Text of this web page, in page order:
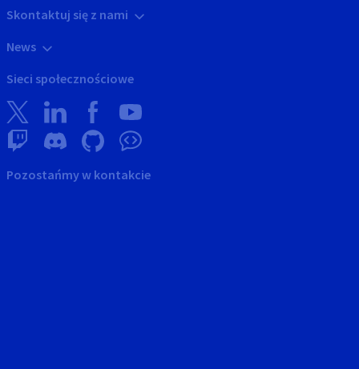
Skontaktuj się z nami
News
Sieci społecznościowe
Pozostańmy w kontakcie